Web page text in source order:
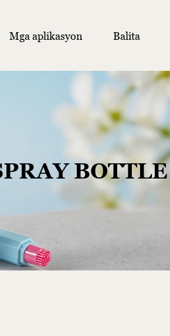
Mga aplikasyon Balita
BOTTLE